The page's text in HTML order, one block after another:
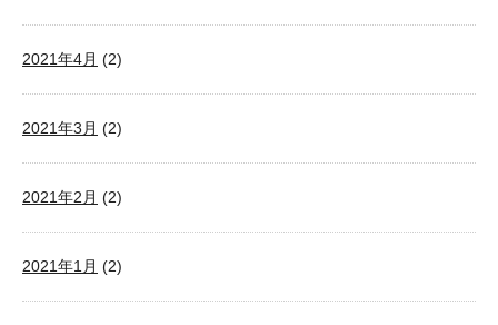
2021年4月 (2)
2021年3月 (2)
2021年2月 (2)
2021年1月 (2)